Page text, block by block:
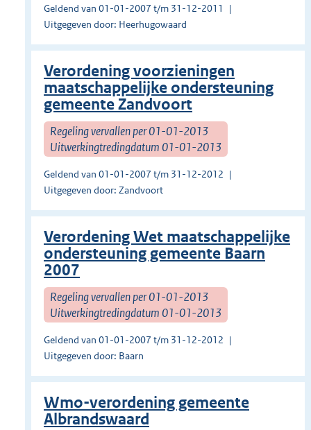
Geldend van 01-01-2007 t/m 31-12-2011
Uitgegeven door: Heerhugowaard
Verordening voorzieningen
maatschappelijke ondersteuning
gemeente Zandvoort
Regeling vervallen per 01-01-2013
Uitwerkingtredingdatum 01-01-2013
Geldend van 01-01-2007 t/m 31-12-2012
Uitgegeven door: Zandvoort
Verordening Wet maatschappelijke
ondersteuning gemeente Baarn
2007
Regeling vervallen per 01-01-2013
Uitwerkingtredingdatum 01-01-2013
Geldend van 01-01-2007 t/m 31-12-2012
Uitgegeven door: Baarn
Wmo-verordening gemeente
Albrandswaard